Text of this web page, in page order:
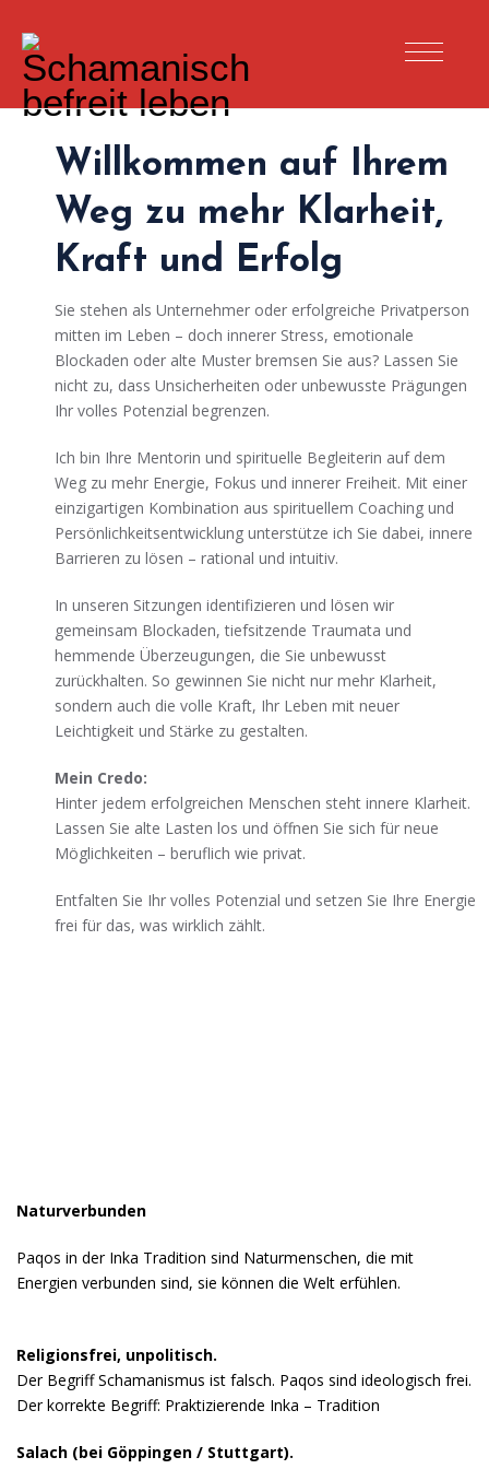
Willkommen auf Ihrem
Weg zu mehr Klarheit,
Kraft und Erfolg
Sie stehen als Unternehmer oder erfolgreiche Privatperson
mitten im Leben – doch innerer Stress, emotionale
Blockaden oder alte Muster bremsen Sie aus? Lassen Sie
nicht zu, dass Unsicherheiten oder unbewusste Prägungen
Ihr volles Potenzial begrenzen.
Ich bin Ihre Mentorin und spirituelle Begleiterin auf dem
Weg zu mehr Energie, Fokus und innerer Freiheit. Mit einer
einzigartigen Kombination aus spirituellem Coaching und
Persönlichkeitsentwicklung unterstütze ich Sie dabei, innere
Barrieren zu lösen – rational und intuitiv.
In unseren Sitzungen identifizieren und lösen wir
gemeinsam Blockaden, tiefsitzende Traumata und
hemmende Überzeugungen, die Sie unbewusst
zurückhalten. So gewinnen Sie nicht nur mehr Klarheit,
sondern auch die volle Kraft, Ihr Leben mit neuer
Leichtigkeit und Stärke zu gestalten.
Mein Credo:
Hinter jedem erfolgreichen Menschen steht innere Klarheit.
Lassen Sie alte Lasten los und öffnen Sie sich für neue
Möglichkeiten – beruflich wie privat.
Entfalten Sie Ihr volles Potenzial und setzen Sie Ihre Energie
frei für das, was wirklich zählt.
Naturverbunden
Paqos in der Inka Tradition sind Naturmenschen, die mit
Energien verbunden sind, sie können die Welt erfühlen.
Religionsfrei, unpolitisch.
Der Begriff Schamanismus ist falsch. Paqos sind ideologisch frei.
Der korrekte Begriff: Praktizierende Inka – Tradition
Salach (bei Göppingen / Stuttgart).